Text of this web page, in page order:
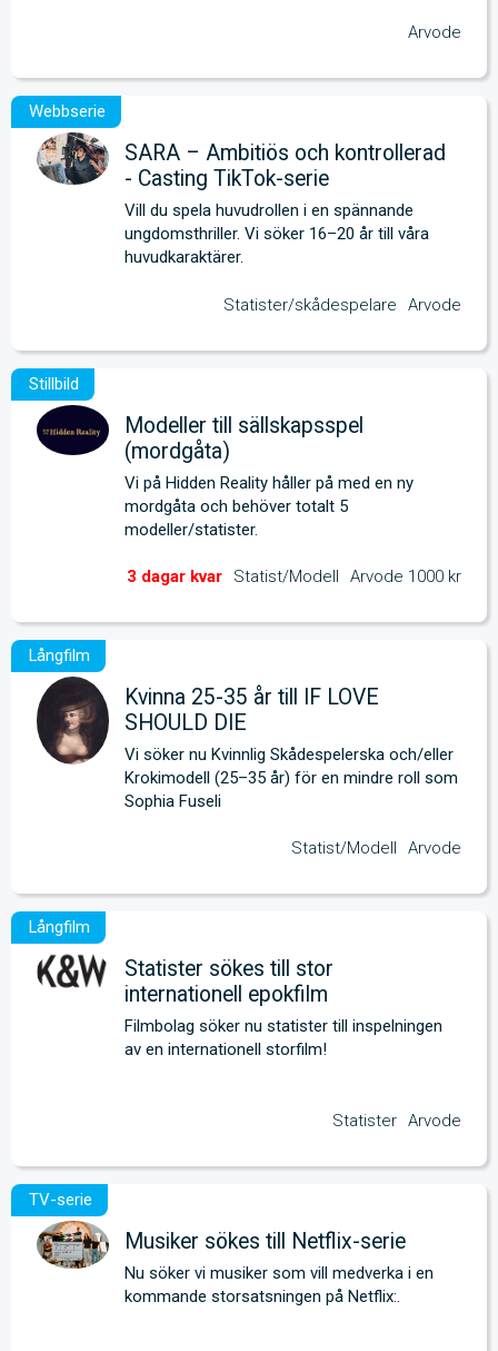
Arvode
SARA – Ambitiös och kontrollerad
- Casting TikTok-serie
Vill du spela huvudrollen i en spännande
ungdomsthriller. Vi söker 16–20 år till våra
huvudkaraktärer.
Statister/skådespelare Arvode
Modeller till sällskapsspel
(mordgåta)
Vi på Hidden Reality håller på med en ny
mordgåta och behöver totalt 5
modeller/statister.
Statist/Modell Arvode 1000 kr
Kvinna 25-35 år till IF LOVE
SHOULD DIE
Vi söker nu Kvinnlig Skådespelerska och/eller
Krokimodell (25–35 år) för en mindre roll som
Sophia Fuseli
Statist/Modell Arvode
Statister sökes till stor
internationell epokfilm
Filmbolag söker nu statister till inspelningen
av en internationell storfilm!
Statister Arvode
Musiker sökes till Netflix-serie
Nu söker vi musiker som vill medverka i en
kommande storsatsningen på Netflix:.